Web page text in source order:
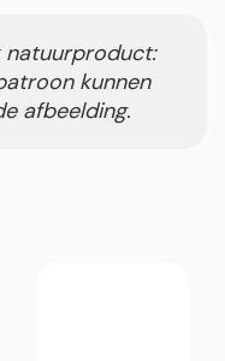
natuurproduct:
kunnen
afbeelding.